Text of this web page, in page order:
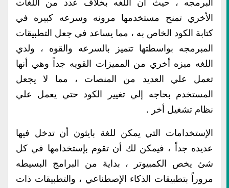
البرمجه ، حيث أن اللغه بخلاف عدد من اللغات
الأخري تمنح مستخدمها مرونه وسرعه كبيره في
كتابة الكود الخاص به ، مما يساعد في جعل التطبيقات
المبرمجه بواسطتها تتميز بالسرعه والقوه ، ولدي
اللغه ميزه أخري من المميزات القويه جداً وهي أنها
تعمل علي العديد من المنصات ، مما لا يجعل
المستخدم بحاجه إلي تغيير الكود حتي يعمل علي
نظام تشغيل أخر .
الإستخدامات التي يمكن للغة بايثون أن تدخل فيها
عديده جداً ، فيمكن لك أن تقوم بإستخدامها في كل
شئ يخص الكمبيوتر ، بداية من البرامج البسيطه
مروراً بتطبيقات الذكاء الإصطناعي ، والتطبيقات ذات